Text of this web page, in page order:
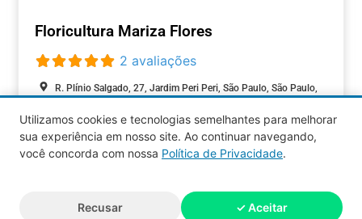
Floricultura Mariza Flores
2 avaliações
R. Plínio Salgado, 27, Jardim Peri Peri, São Paulo, São Paulo,
COMÉRCIOS Fechado agora:
reservados.
Utilizamos cookies e tecnologias semelhantes para melhorar
sua experiência em nosso site. Ao continuar navegando,
você concorda com nossa Política de Privacidade.
Recusar ✓ Aceitar